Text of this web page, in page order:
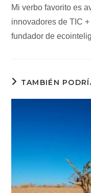
Mi verbo favorito es
innovadores de TIC
fundador de
TAMBIÉN